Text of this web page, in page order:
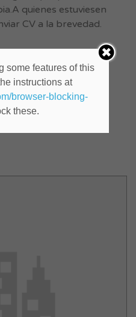
quienes estuviesen
CV a la brevedad.
some features of this
instructions at
browser-blocking-
these.